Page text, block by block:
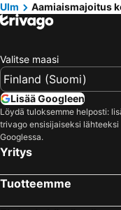
Göppingen, bed and
Dettingen an der Erms, bed and
Burtenbach, bed and
Ulm
Aamiaismajoitus
Valitse maasi
Lisää Googleen
Löydä tuloksemme helposti:
trivago ensisijaiseksi lähteeksi
Googlessa.
Yritys
Tuotteemme